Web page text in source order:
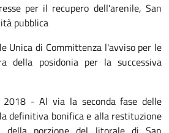
per il recupero dell'arenile, San
pubblica
Unica di Committenza l'avviso per le
della posidonia per la successiva
2018 - Al via la seconda fase delle
definitiva bonifica e alla restituzione